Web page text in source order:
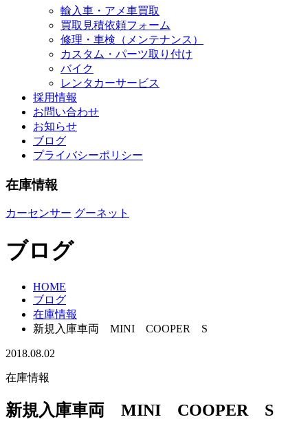
輸入車・アメ車買取
買取見積依頼フォーム
修理・車検（メンテナンス）
カスタム・パーツ取り付け
バイク
レンタカーサービス
採用情報
お問い合わせ
お知らせ
ブログ
プライバシーポリシー
在庫情報
カーセンサー グーネット
ブログ
HOME
ブログ
在庫情報
新規入庫車両 MINI COOPER S
2018.08.02
在庫情報
新規入庫車両 MINI COOPER S